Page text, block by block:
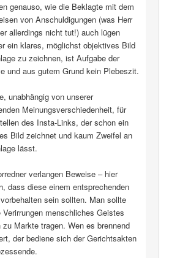
genauso, wie die Beklagte mit dem
von Anschuldigungen (was Herr
allerdings nicht tut!) auch lügen
ein klares, möglichst objektives Bild
zu zeichnen, ist Aufgabe der
und aus gutem Grund kein Plebeszit.
unabhängig von unserer
Meinungsverschiedenheit, für
des Insta-Links, der schon ein
Bild zeichnet und kaum Zweifel an
lässt.
verlangen Beweise – hier
dass diese einem entsprechenden
sein sollten. Man sollte
Verirrungen menschliches Geistes
zu Markte tragen. Wen es brennend
der bediene sich der Gerichtsakten